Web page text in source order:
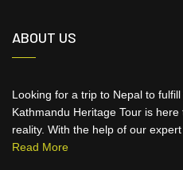
ABOUT US
Looking for a trip to Nepal to
Kathmandu Heritage Tour is
reality. With the help of our
Read More